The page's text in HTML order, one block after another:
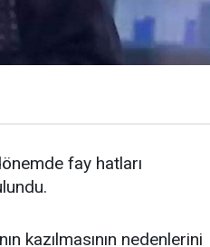
fay hatları
kazılmasının nedenlerini